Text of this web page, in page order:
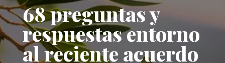
68 preguntas y
respuestas entorno
al reciente acuerdo